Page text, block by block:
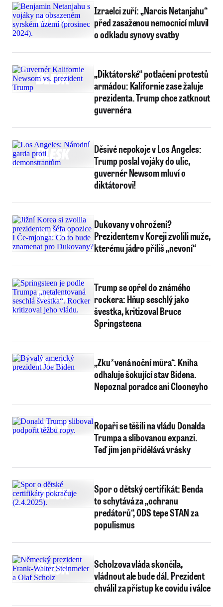
Izraelci zuří: „Narcis Netanjahu“
před zasaženou nemocnicí mluvil
o odkladu synovy svatby
„Diktátorské“ potlačení protestů
armádou: Kalifornie zase žaluje
prezidenta. Trump chce zatknout
guvernéra
Děsivé nepokoje v Los Angeles:
Trump poslal vojáky do ulic,
guvernér Newsom mluví o
diktátorovi!
Dukovany v ohrožení?
Prezidentem v Koreji zvolili muže,
kterému jádro příliš „nevoní“
Trump se opřel do známého
rockera: Hňup seschlý jako
švestka, kritizoval Bruce
Springsteena
„Zku*vená noční můra“. Kniha
odhaluje šokující stav Bidena.
Nepoznal poradce ani Clooneyho
Ropaři se těšili na vládu Donalda
Trumpa a slibovanou expanzi.
Teď jim jen přidělává vrásky
Spor o dětský certifikát: Benda
to schytává za „ochranu
predátorů“, ODS tepe STAN za
populismus
Scholzova vláda skončila,
vládnout ale bude dál. Prezident
chválil za přístup ke covidu i válce